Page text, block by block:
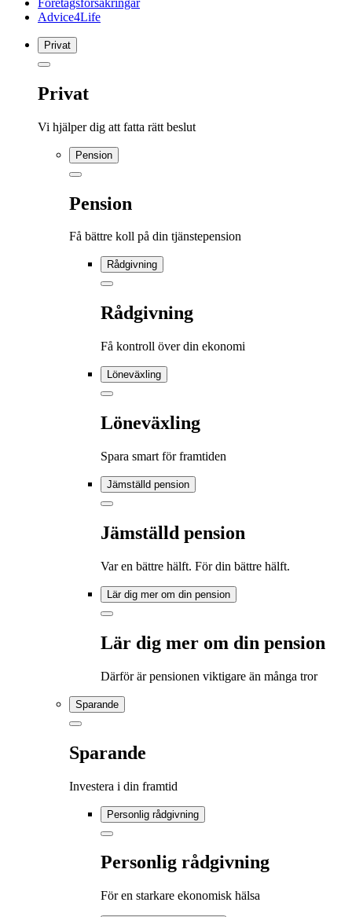
Advice4Life
Privat
Privat
Vi hjälper dig att fatta rätt beslut
Pension
Pension
Få bättre koll på din tjänstepension
Rådgivning
Rådgivning
Få kontroll över din ekonomi
Löneväxling
Löneväxling
Spara smart för framtiden
Jämställd pension
Jämställd pension
Var en bättre hälft. För din bättre hälft.
Lär dig mer om din pension
Lär dig mer om din pension
Därför är pensionen viktigare än många tror
Sparande
Sparande
Investera i din framtid
Personlig rådgivning
Personlig rådgivning
För en starkare ekonomisk hälsa